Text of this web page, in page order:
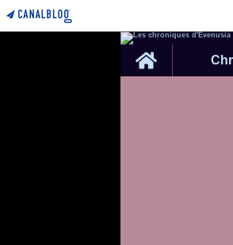
Home